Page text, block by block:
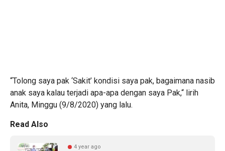
“Tolong saya pak ‘Sakit’ kondisi saya pak, bagaimana nasib
anak saya kalau terjadi apa-apa dengan saya Pak,“ lirih
Anita, Minggu (9/8/2020) yang lalu.
Read Also
4 year ago